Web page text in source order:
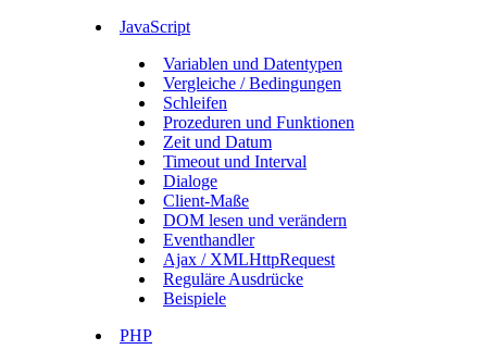
JavaScript
Variablen und Datentypen
Vergleiche / Bedingungen
Schleifen
Prozeduren und Funktionen
Zeit und Datum
Timeout und Interval
Dialoge
Client-Maße
DOM lesen und verändern
Eventhandler
Ajax / XMLHttpRequest
Reguläre Ausdrücke
Beispiele
PHP